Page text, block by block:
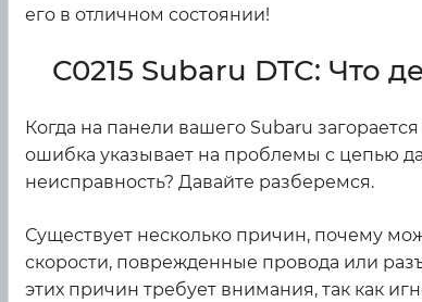
его в отличном состоянии!
C0215 Subaru DTC: Что
Когда на панели вашего Subaru
ошибка указывает на проблемы с цепью
неисправность? Давайте разберемся.
Существует несколько причин, почему
скорости, поврежденные провода или
этих причин требует внимания, так как